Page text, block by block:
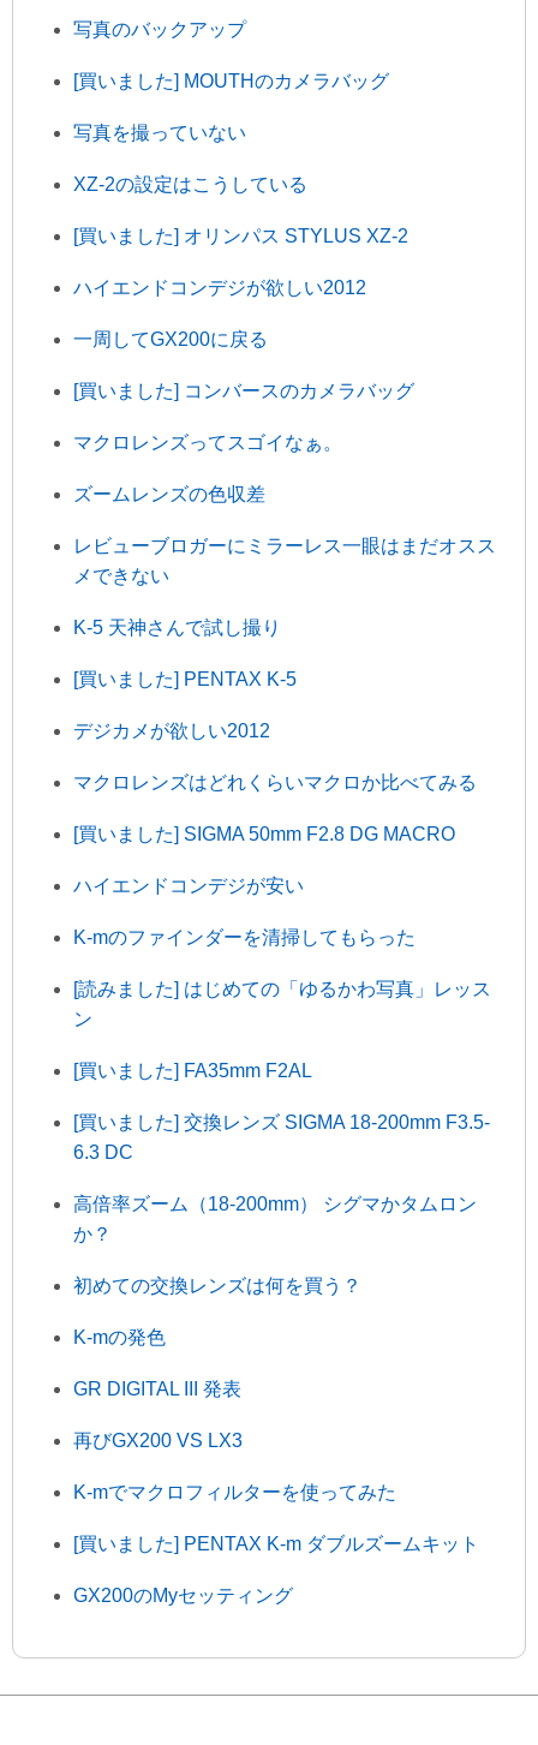
写真のバックアップ
[買いました] MOUTHのカメラバッグ
写真を撮っていない
XZ-2の設定はこうしている
[買いました] オリンパス STYLUS XZ-2
ハイエンドコンデジが欲しい2012
一周してGX200に戻る
[買いました] コンバースのカメラバッグ
マクロレンズってスゴイなぁ。
ズームレンズの色収差
レビューブロガーにミラーレス一眼はまだオスス
メできない
K-5 天神さんで試し撮り
[買いました] PENTAX K-5
デジカメが欲しい2012
マクロレンズはどれくらいマクロか比べてみる
[買いました] SIGMA 50mm F2.8 DG MACRO
ハイエンドコンデジが安い
K-mのファインダーを清掃してもらった
[読みました] はじめての「ゆるかわ写真」レッス
ン
[買いました] FA35mm F2AL
[買いました] 交換レンズ SIGMA 18-200mm F3.5-
6.3 DC
高倍率ズーム（18-200mm） シグマかタムロン
か？
初めての交換レンズは何を買う？
K-mの発色
GR DIGITAL III 発表
再びGX200 VS LX3
K-mでマクロフィルターを使ってみた
[買いました] PENTAX K-m ダブルズームキット
GX200のMyセッティング